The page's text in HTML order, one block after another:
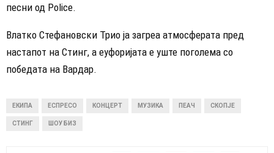
песни од Police.
Влатко Стефановски Трио ја загреа атмосферата пред
настапот на Стинг, а еуфоријата е уште поголема со
победата на Вардар.
ЕКИПА ЕСПРЕСО КОНЦЕРТ МУЗИКА ПЕАЧ СКОПЈЕ
СТИНГ ШОУ БИЗ